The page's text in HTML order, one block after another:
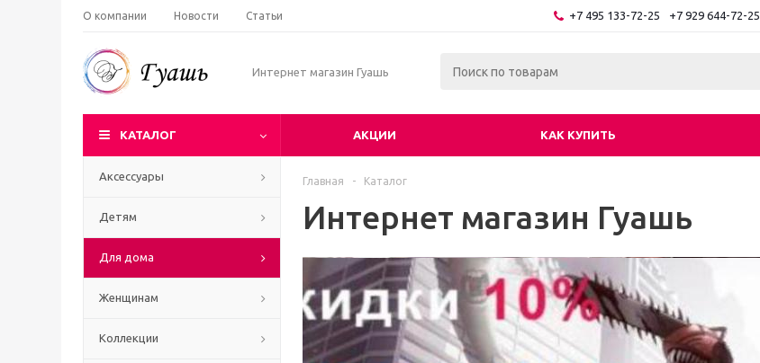
О компании Новости Статьи +7 495 133-72-25 +7 929 644-72-25
Интернет магазин Гуашь
КАТАЛОГ АКЦИИ КАК КУПИТЬ
Аксессуары
Детям
Для дома
Женщинам
Коллекции
Главная - Каталог
Интернет магазин Гуашь